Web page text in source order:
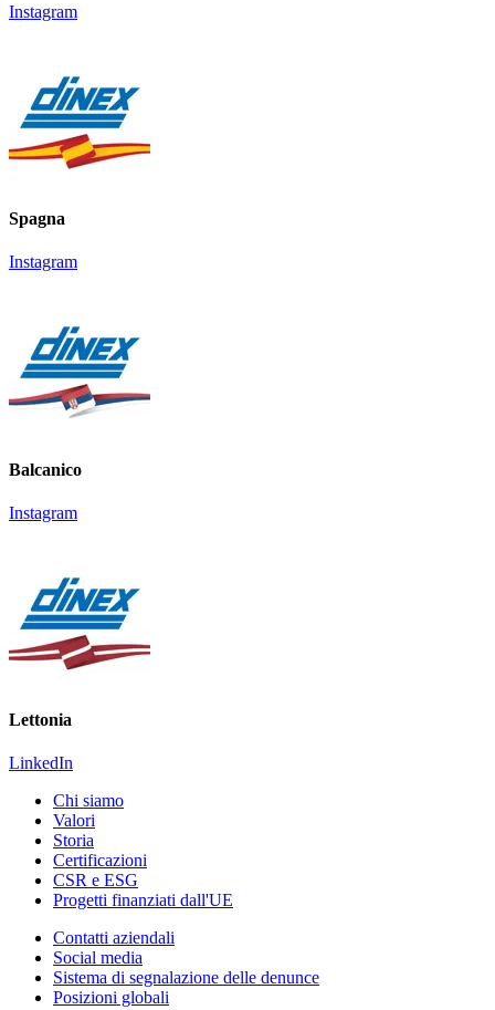
Instagram
Spagna
Instagram​​​​​​​
Balcanico
Instagram
Lettonia
LinkedIn
Chi siamo
Valori
Storia
Certificazioni
CSR e ESG
Progetti finanziati dall'UE
Contatti aziendali
Social media
Sistema di segnalazione delle denunce
Posizioni globali